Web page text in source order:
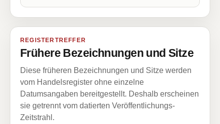
REGISTERTREFFER
Frühere Bezeichnungen und Sitze
Diese früheren Bezeichnungen und Sitze werden
vom Handelsregister ohne einzelne
Datumsangaben bereitgestellt. Deshalb erscheinen
sie getrennt vom datierten Veröffentlichungs-
Zeitstrahl.